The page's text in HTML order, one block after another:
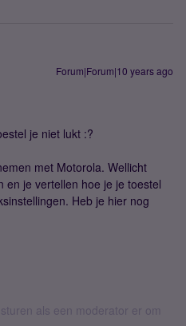
Forum|Forum|10 years ago
je niet lukt :?
met Motorola. Wellicht
en je vertellen hoe je je toestel
Heb je hier nog
als een moderator er om